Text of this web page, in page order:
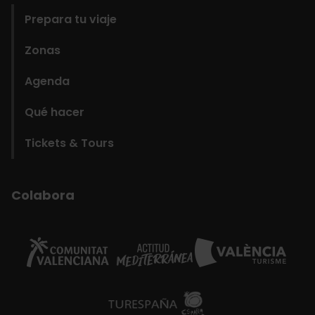
Prepara tu viaje
Zonas
Agenda
Qué hacer
Tickets & Tours
Colabora